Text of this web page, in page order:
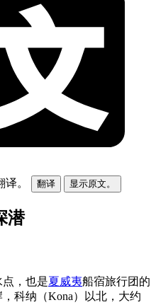
。 翻译 显示原文。
潜
，也是夏威夷船宿旅行团的
科纳（Kona）以北，大约